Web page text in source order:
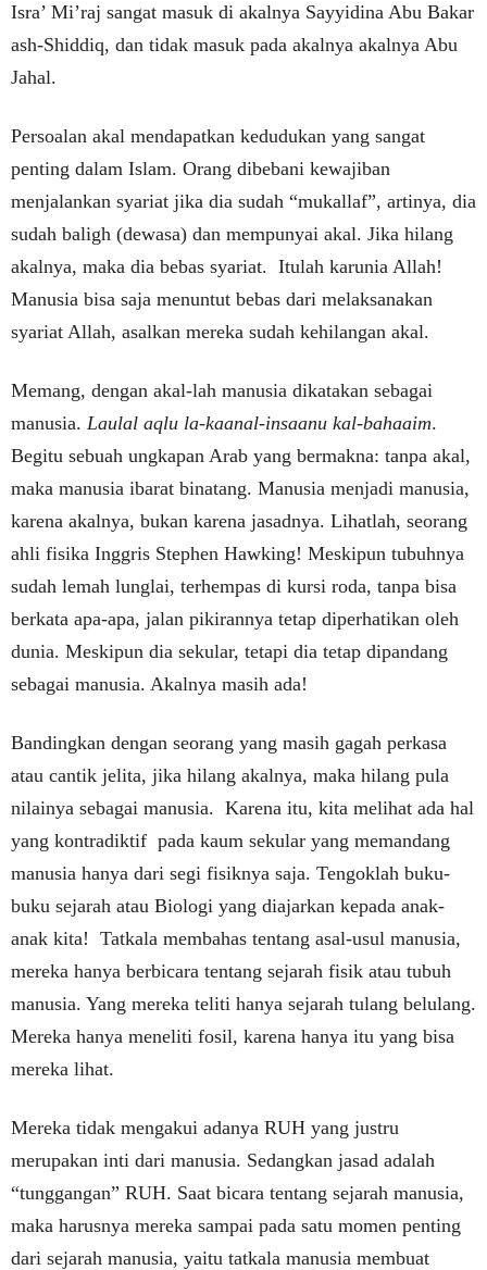
Isra’ Mi’raj sangat masuk di akalnya Sayyidina Abu Bakar
ash-Shiddiq, dan tidak masuk pada akalnya akalnya Abu
Jahal.
Persoalan akal mendapatkan kedudukan yang sangat
penting dalam Islam. Orang dibebani kewajiban
menjalankan syariat jika dia sudah “mukallaf”, artinya, dia
sudah baligh (dewasa) dan mempunyai akal. Jika hilang
akalnya, maka dia bebas syariat. Itulah karunia Allah!
Manusia bisa saja menuntut bebas dari melaksanakan
syariat Allah, asalkan mereka sudah kehilangan akal.
Memang, dengan akal-lah manusia dikatakan sebagai
manusia. Laulal aqlu la-kaanal-insaanu kal-bahaaim.
Begitu sebuah ungkapan Arab yang bermakna: tanpa akal,
maka manusia ibarat binatang. Manusia menjadi manusia,
karena akalnya, bukan karena jasadnya. Lihatlah, seorang
ahli fisika Inggris Stephen Hawking! Meskipun tubuhnya
sudah lemah lunglai, terhempas di kursi roda, tanpa bisa
berkata apa-apa, jalan pikirannya tetap diperhatikan oleh
dunia. Meskipun dia sekular, tetapi dia tetap dipandang
sebagai manusia. Akalnya masih ada!
Bandingkan dengan seorang yang masih gagah perkasa
atau cantik jelita, jika hilang akalnya, maka hilang pula
nilainya sebagai manusia. Karena itu, kita melihat ada hal
yang kontradiktif pada kaum sekular yang memandang
manusia hanya dari segi fisiknya saja. Tengoklah buku-
buku sejarah atau Biologi yang diajarkan kepada anak-
anak kita! Tatkala membahas tentang asal-usul manusia,
mereka hanya berbicara tentang sejarah fisik atau tubuh
manusia. Yang mereka teliti hanya sejarah tulang belulang.
Mereka hanya meneliti fosil, karena hanya itu yang bisa
mereka lihat.
Mereka tidak mengakui adanya RUH yang justru
merupakan inti dari manusia. Sedangkan jasad adalah
“tunggangan” RUH. Saat bicara tentang sejarah manusia,
maka harusnya mereka sampai pada satu momen penting
dari sejarah manusia, yaitu tatkala manusia membuat